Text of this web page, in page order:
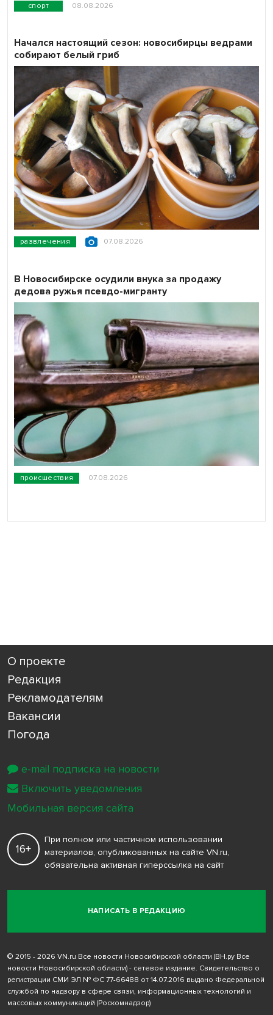
спорт 08.08.2026
развлечения 07.08.2026
Начался настоящий сезон: новосибирцы ведрами
собирают белый гриб
происшествия 07.08.2026
В Новосибирске осудили внука за продажу
дедова ружья псевдо-мигранту
О проекте
Редакция
Рекламодателям
Вакансии
Погода
НАПИСАТЬ В РЕДАКЦИЮ
16+
При полном или частичном использовании
материалов, опубликованных на сайте VN.ru,
обязательна активная гиперссылка на сайт
© 2015 - 2026 VN.ru Все новости Новосибирской области (ВН.ру Все
новости Новосибирской области) - сетевое издание. Свидетельство о
регистрации СМИ ЭЛ № ФС 77-66488 от 14.07.2016 выдано Федеральной
службой по надзору в сфере связи, информационных технологий и
массовых коммуникаций (Роскомнадзор)
e-mail подписка на новости
Включить уведомления
Мобильная версия сайта